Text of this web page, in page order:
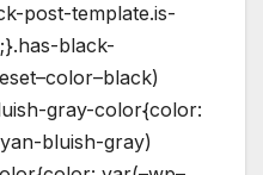
post-template.is-
black-
gray-color{color:
bluish-gray)